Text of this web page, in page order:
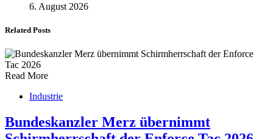
6. August 2026
Related Posts
Read More
Industrie
Bundeskanzler Merz übernimmt